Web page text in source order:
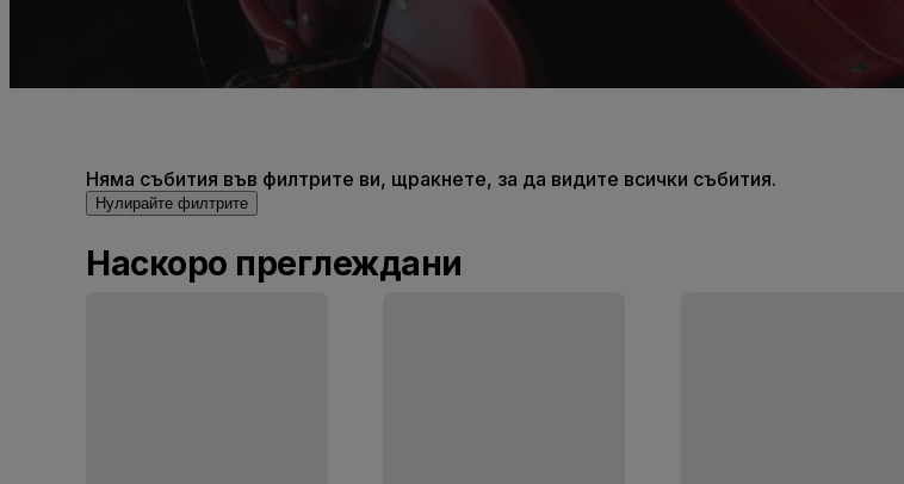
Няма събития във филтрите ви, щракнете, за да видите всички събития.
Нулирайте филтрите
Наскоро преглеждани